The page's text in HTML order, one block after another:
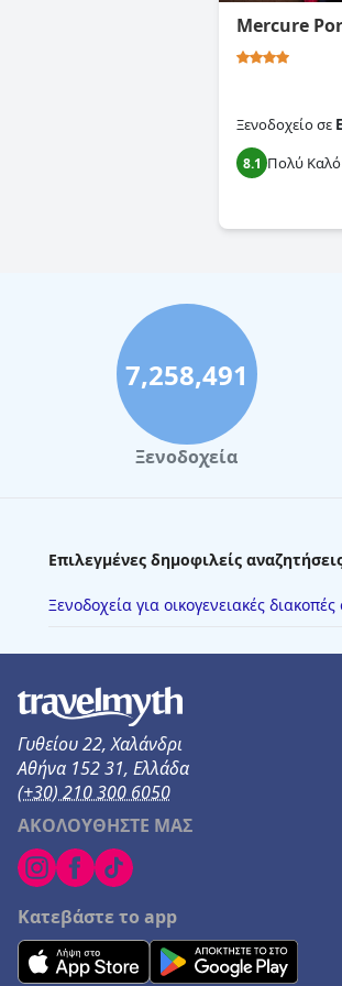
Mercure
Ξενοδοχείοσε
8.1 Πολύ Καλό
7,258,491
Ξενοδοχεία
Επιλεγμένες δημοφιλείς
Ξενοδοχεία για οικογενειακές
Γυθείου 22, Χαλάνδρι
Αθήνα 152 31, Ελλάδα
(+30) 210 300 6050
ΑΚΟΛΟΥΘΗΣΤΕ ΜΑΣ
Κατεβάστε το app